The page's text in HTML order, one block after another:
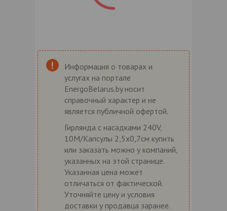
Информация о товарах и
услугах на портале
EnergoBelarus.by носит
справочный характер и не
является публичной офертой.
Гирлянда с насадками 240V,
10M/Капсулы 2,5х0,7см купить
или заказать можно у компаний,
указанных на этой странице.
Указанная цена может
отличаться от фактической.
Уточняйте цену и условия
доставки у продавца заранее.